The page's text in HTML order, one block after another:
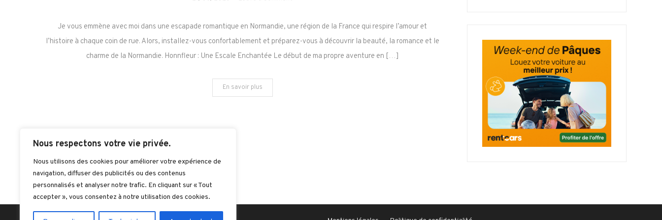
Nous respectons votre vie privée.
Nous utilisons des cookies pour améliorer votre expérience de
navigation, diffuser des publicités ou des contenus
personnalisés et analyser notre trafic. En cliquant sur « Tout
accepter », vous consentez à notre utilisation des cookies.
séjour
Normandie
Je vous emmène avec moi dans une escapade romantique en Normandie, une région de la France qui respire l’amour et
l’histoire à chaque coin de rue. Alors, installez-vous confortablement et préparez-vous à découvrir la beauté, la romance et le
charme de la Normandie. Honnfleur : Une Escale Enchantée Le début de ma propre aventure en […]
En savoir plus